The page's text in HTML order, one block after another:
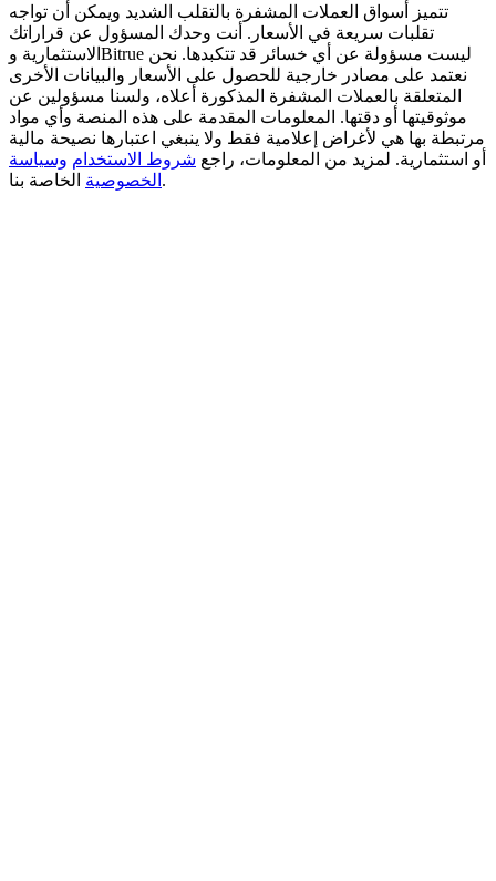
Deposit CASHCAT & Win
Share 500000 CASHCAT prize pool
Exclusive for BitMart Users
تتميز أسواق العملات المشفرة بالتقلب الشديد ويمكن أن تواجه
تقلبات سريعة في الأسعار. أنت وحدك المسؤول عن قراراتك
الاستثمارية وBitrue ليست مسؤولة عن أي خسائر قد تتكبدها. نحن
نعتمد على مصادر خارجية للحصول على الأسعار والبيانات الأخرى
المتعلقة بالعملات المشفرة المذكورة أعلاه، ولسنا مسؤولين عن
موثوقيتها أو دقتها. المعلومات المقدمة على هذه المنصة وأي مواد
مرتبطة بها هي لأغراض إعلامية فقط ولا ينبغي اعتبارها نصيحة مالية
أو استثمارية. لمزيد من المعلومات، راجع شروط الاستخدام وسياسة
الخصوصية الخاصة بنا.